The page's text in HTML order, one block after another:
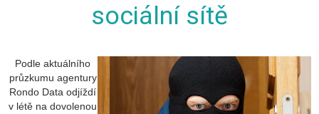
sociální sítě
Podle aktuálního
průzkumu agentury
Rondo Data odjíždí
v létě na dovolenou